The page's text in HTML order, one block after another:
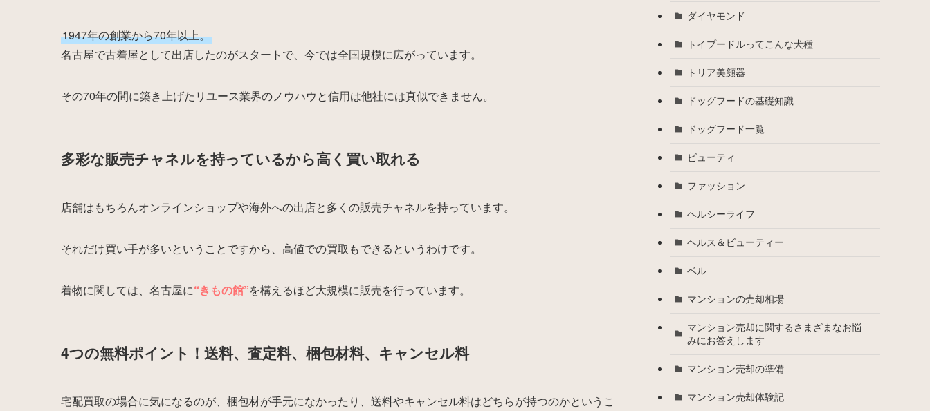
1947年の創業から70年以上。
名古屋で古着屋として出店したのがスタートで、今では全国規模に広がっています。
その70年の間に築き上げたリユース業界のノウハウと信用は他社には真似できません。
多彩な販売チャネルを持っているから高く買い取れる
店舗はもちろんオンラインショップや海外への出店と多くの販売チャネルを持っています。
それだけ買い手が多いということですから、高値での買取もできるというわけです。
着物に関しては、名古屋に“きもの館”を構えるほど大規模に販売を行っています。
4つの無料ポイント！送料、査定料、梱包材料、キャンセル料
宅配買取の場合に気になるのが、梱包材が手元になかったり、送料やキャンセル料はどちらが持つのかというこ
ダイヤモンド
トイプードルってこんな犬種
トリア美顔器
ドッグフードの基礎知識
ドッグフード一覧
ビューティ
ファッション
ヘルシーライフ
ヘルス＆ビューティー
ベル
マンションの売却相場
マンション売却に関するさまざまなお悩
みにお答えします
マンション売却の準備
マンション売却体験記